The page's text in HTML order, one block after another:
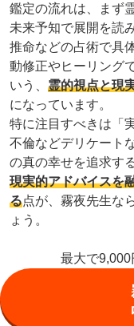
鑑定の流れは、まず
未来予知で展開を読
推命などの占術で具
動修正やヒーリング
いう、 霊的視点と現
になっています。
特に注目すべきは「
不倫などデリケート
の真の幸せを追求す
現実的アドバイスを
る点が、霧夜先生な
ょう。
最大で